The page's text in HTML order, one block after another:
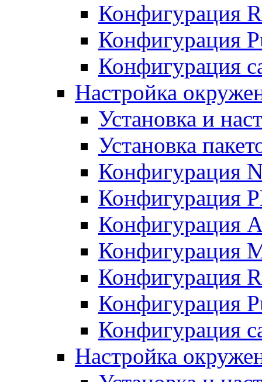
Конфигурация
Конфигурация
Конфигурация
Настройка
Установка и
Установка
Конфигурация
Конфигурация
Конфигурация
Конфигурация
Конфигурация
Конфигурация
Конфигурация
Настройка